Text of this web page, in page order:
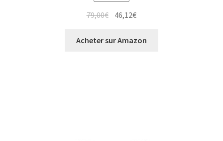
79,00€ 46,12€
Acheter sur Amazon